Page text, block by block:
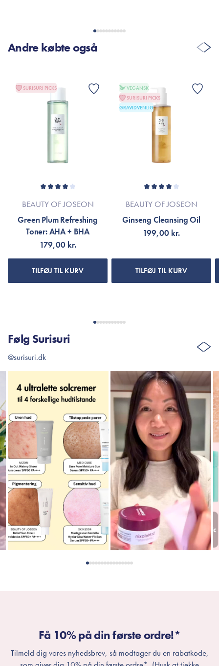
Andre købte også
SURISURI PICKS
BEAUTY OF JOSEON
Green Plum Refreshing
Toner: AHA + BHA
179,00 kr.
TILFØJ TIL KURV
VEGANSK
SURISURI PICKS
GRAVIDVENLIG
BEAUTY OF JOSEON
Ginseng Cleansing Oil
199,00 kr.
TILFØJ TIL KURV
Følg Surisuri
@surisuri.dk
Få 10% på din første ordre!*
Tilmeld dig vores nyhedsbrev, så modtager du en rabatkode,